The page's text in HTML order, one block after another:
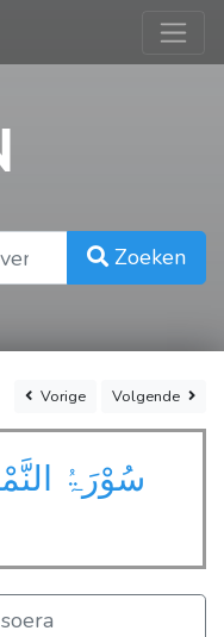
Zoeken
Vorige Volgende
سُوْرَۃُ